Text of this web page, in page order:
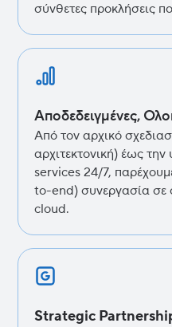
σύνθετες προκλήσεις
Αποδεδειγμένες,
Από τον αρχικό
αρχιτεκτονική) έως
services 24/7,
to-end) συνεργασία σε
cloud.
Strategic